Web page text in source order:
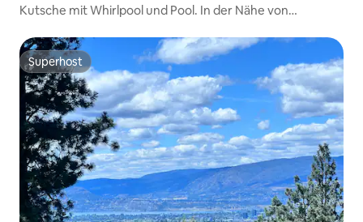
Kutsche mit Whirlpool und Pool. In der Nähe von
Superhost
Superhost